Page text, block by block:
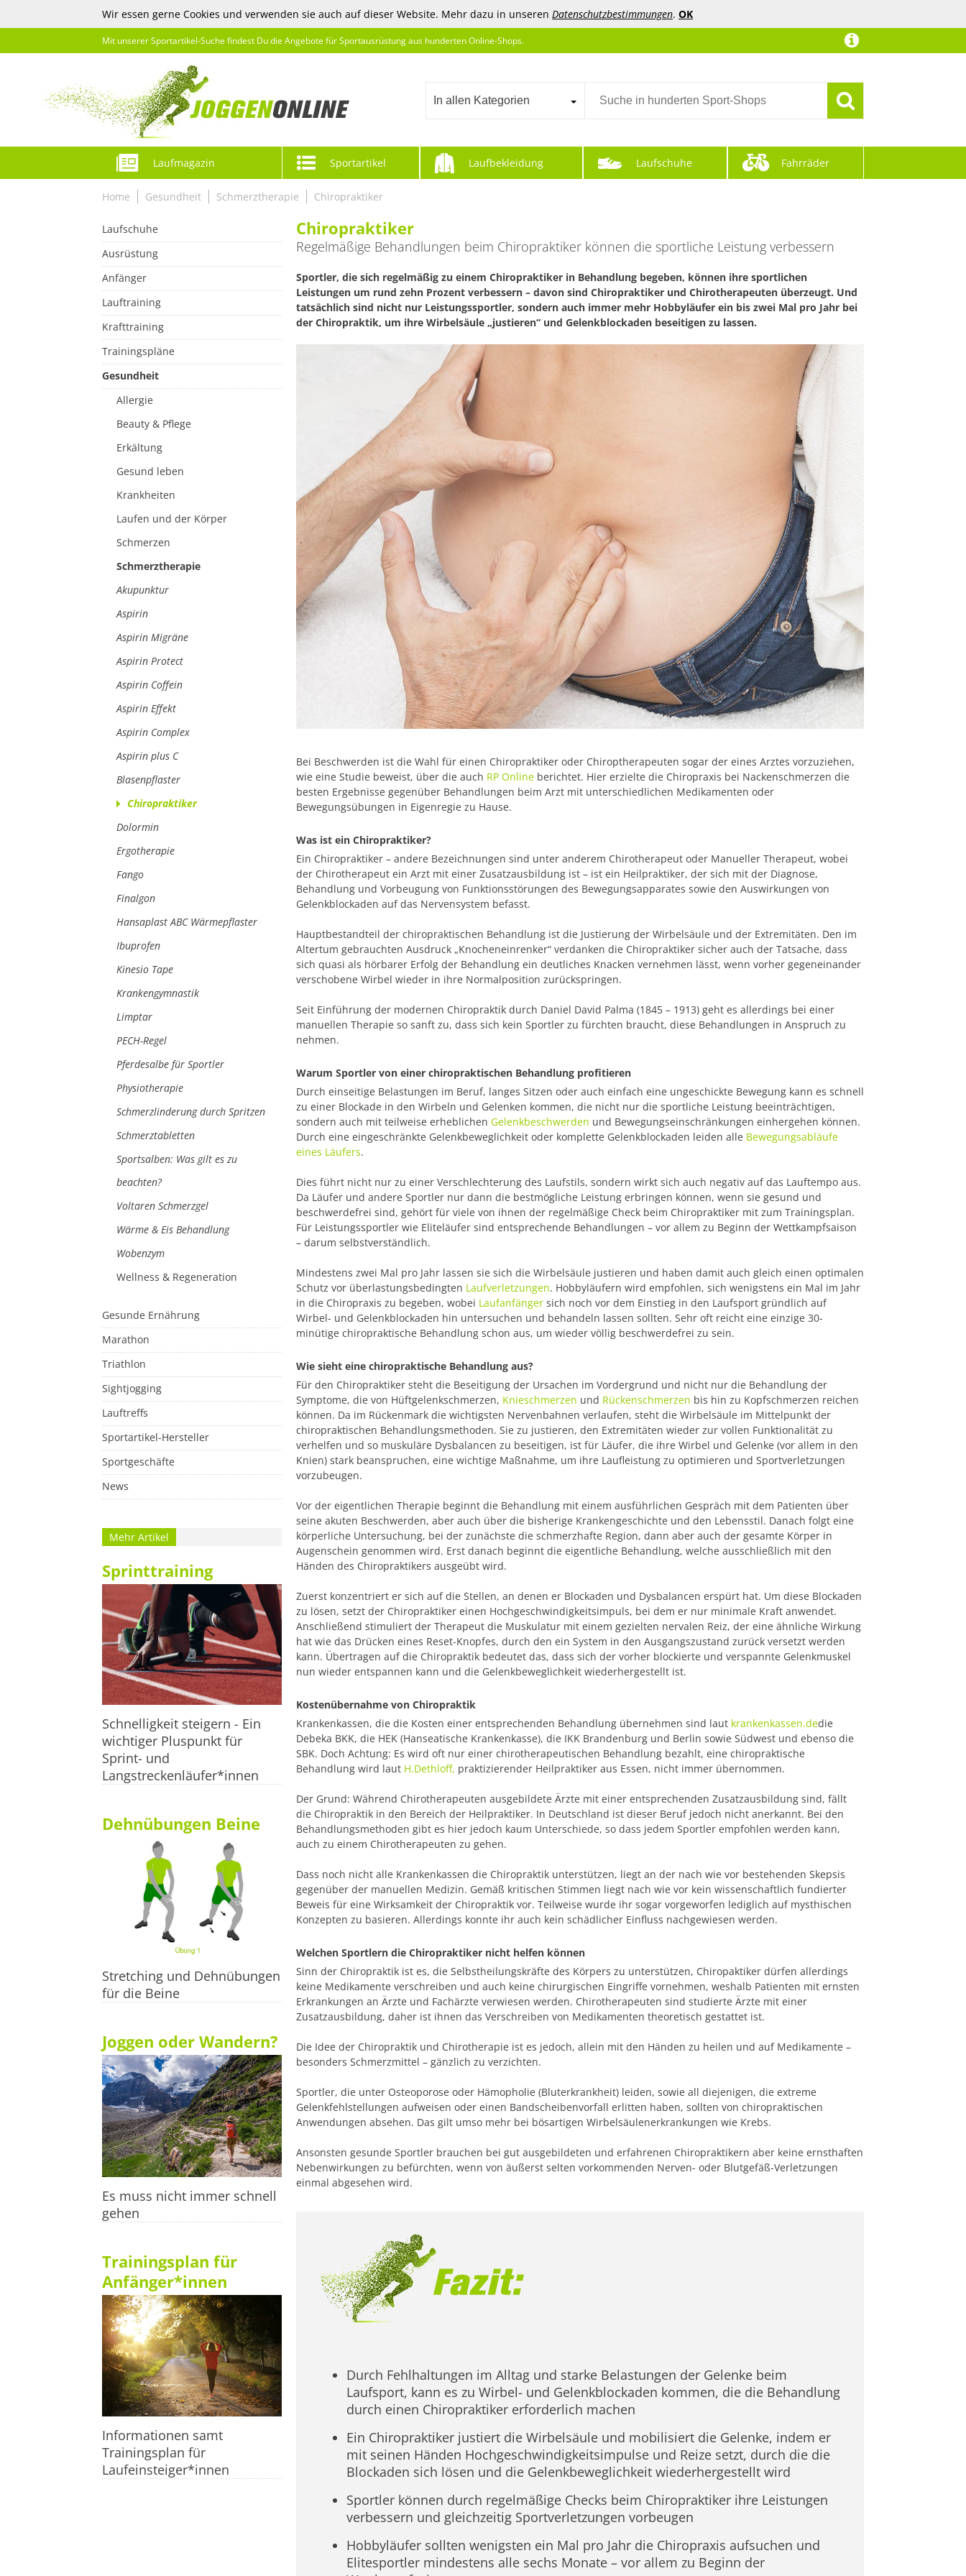
Wir essen gerne Cookies und verwenden sie auch auf dieser Website. Mehr dazu in unseren Datenschutzbestimmungen. OK
Mit unserer Sportartikel-Suche findest Du die Angebote für Sportausrüstung aus hunderten Online-Shops.
In allen Kategorien
Laufmagazin Sportartikel Laufbekleidung Laufschuhe Fahrräder
Home Gesundheit Schmerztherapie Chiropraktiker
Laufschuhe
Ausrüstung
Anfänger
Lauftraining
Krafttraining
Trainingspläne
Gesundheit
Allergie
Beauty & Pflege
Erkältung
Gesund leben
Krankheiten
Laufen und der Körper
Schmerzen
Schmerztherapie
Akupunktur
Aspirin
Aspirin Migräne
Aspirin Protect
Aspirin Coffein
Aspirin Effekt
Aspirin Complex
Aspirin plus C
Blasenpflaster
Chiropraktiker
Dolormin
Ergotherapie
Fango
Finalgon
Hansaplast ABC Wärmepflaster
Ibuprofen
Kinesio Tape
Krankengymnastik
Limptar
PECH-Regel
Pferdesalbe für Sportler
Physiotherapie
Schmerzlinderung durch Spritzen
Schmerztabletten
Sportsalben: Was gilt es zu
beachten?
Voltaren Schmerzgel
Wärme & Eis Behandlung
Wobenzym
Wellness & Regeneration
Gesunde Ernährung
Marathon
Triathlon
Sightjogging
Lauftreffs
Sportartikel-Hersteller
Sportgeschäfte
News
Mehr Artikel
Sprinttraining
Schnelligkeit steigern - Ein
wichtiger Pluspunkt für
Sprint- und
Langstreckenläufer*innen
Dehnübungen Beine
Stretching und Dehnübungen
für die Beine
Joggen oder Wandern?
Es muss nicht immer schnell
gehen
Trainingsplan für
Anfänger*innen
Informationen samt
Trainingsplan für
Laufeinsteiger*innen
Chiropraktiker
Regelmäßige Behandlungen beim Chiropraktiker können die sportliche Leistung verbessern
Sportler, die sich regelmäßig zu einem Chiropraktiker in Behandlung begeben, können ihre sportlichen
Leistungen um rund zehn Prozent verbessern – davon sind Chiropraktiker und Chirotherapeuten überzeugt. Und
tatsächlich sind nicht nur Leistungssportler, sondern auch immer mehr Hobbyläufer ein bis zwei Mal pro Jahr bei
der Chiropraktik, um ihre Wirbelsäule „justieren“ und Gelenkblockaden beseitigen zu lassen.
Bei Beschwerden ist die Wahl für einen Chiropraktiker oder Chiroptherapeuten sogar der eines Arztes vorzuziehen,
wie eine Studie beweist, über die auch RP Online berichtet. Hier erzielte die Chiropraxis bei Nackenschmerzen die
besten Ergebnisse gegenüber Behandlungen beim Arzt mit unterschiedlichen Medikamenten oder
Bewegungsübungen in Eigenregie zu Hause.
Was ist ein Chiropraktiker?
Ein Chiropraktiker – andere Bezeichnungen sind unter anderem Chirotherapeut oder Manueller Therapeut, wobei
der Chirotherapeut ein Arzt mit einer Zusatzausbildung ist – ist ein Heilpraktiker, der sich mit der Diagnose,
Behandlung und Vorbeugung von Funktionsstörungen des Bewegungsapparates sowie den Auswirkungen von
Gelenkblockaden auf das Nervensystem befasst.
Hauptbestandteil der chiropraktischen Behandlung ist die Justierung der Wirbelsäule und der Extremitäten. Den im
Altertum gebrauchten Ausdruck „Knocheneinrenker“ verdanken die Chiropraktiker sicher auch der Tatsache, dass
sich quasi als hörbarer Erfolg der Behandlung ein deutliches Knacken vernehmen lässt, wenn vorher gegeneinander
verschobene Wirbel wieder in ihre Normalposition zurückspringen.
Seit Einführung der modernen Chiropraktik durch Daniel David Palma (1845 – 1913) geht es allerdings bei einer
manuellen Therapie so sanft zu, dass sich kein Sportler zu fürchten braucht, diese Behandlungen in Anspruch zu
nehmen.
Warum Sportler von einer chiropraktischen Behandlung profitieren
Durch einseitige Belastungen im Beruf, langes Sitzen oder auch einfach eine ungeschickte Bewegung kann es schnell
zu einer Blockade in den Wirbeln und Gelenken kommen, die nicht nur die sportliche Leistung beeinträchtigen,
sondern auch mit teilweise erheblichen Gelenkbeschwerden und Bewegungseinschränkungen einhergehen können.
Durch eine eingeschränkte Gelenkbeweglichkeit oder komplette Gelenkblockaden leiden alle Bewegungsabläufe
eines Läufers.
Dies führt nicht nur zu einer Verschlechterung des Laufstils, sondern wirkt sich auch negativ auf das Lauftempo aus.
Da Läufer und andere Sportler nur dann die bestmögliche Leistung erbringen können, wenn sie gesund und
beschwerdefrei sind, gehört für viele von ihnen der regelmäßige Check beim Chiropraktiker mit zum Trainingsplan.
Für Leistungssportler wie Eliteläufer sind entsprechende Behandlungen – vor allem zu Beginn der Wettkampfsaison
– darum selbstverständlich.
Mindestens zwei Mal pro Jahr lassen sie sich die Wirbelsäule justieren und haben damit auch gleich einen optimalen
Schutz vor überlastungsbedingten Laufverletzungen. Hobbyläufern wird empfohlen, sich wenigstens ein Mal im Jahr
in die Chiropraxis zu begeben, wobei Laufanfänger sich noch vor dem Einstieg in den Laufsport gründlich auf
Wirbel- und Gelenkblockaden hin untersuchen und behandeln lassen sollten. Sehr oft reicht eine einzige 30-
minütige chiropraktische Behandlung schon aus, um wieder völlig beschwerdefrei zu sein.
Wie sieht eine chiropraktische Behandlung aus?
Für den Chiropraktiker steht die Beseitigung der Ursachen im Vordergrund und nicht nur die Behandlung der
Symptome, die von Hüftgelenkschmerzen, Knieschmerzen und Rückenschmerzen bis hin zu Kopfschmerzen reichen
können. Da im Rückenmark die wichtigsten Nervenbahnen verlaufen, steht die Wirbelsäule im Mittelpunkt der
chiropraktischen Behandlungsmethoden. Sie zu justieren, den Extremitäten wieder zur vollen Funktionalität zu
verhelfen und so muskuläre Dysbalancen zu beseitigen, ist für Läufer, die ihre Wirbel und Gelenke (vor allem in den
Knien) stark beanspruchen, eine wichtige Maßnahme, um ihre Laufleistung zu optimieren und Sportverletzungen
vorzubeugen.
Vor der eigentlichen Therapie beginnt die Behandlung mit einem ausführlichen Gespräch mit dem Patienten über
seine akuten Beschwerden, aber auch über die bisherige Krankengeschichte und den Lebensstil. Danach folgt eine
körperliche Untersuchung, bei der zunächste die schmerzhafte Region, dann aber auch der gesamte Körper in
Augenschein genommen wird. Erst danach beginnt die eigentliche Behandlung, welche ausschließlich mit den
Händen des Chiropraktikers ausgeübt wird.
Zuerst konzentriert er sich auf die Stellen, an denen er Blockaden und Dysbalancen erspürt hat. Um diese Blockaden
zu lösen, setzt der Chiropraktiker einen Hochgeschwindigkeitsimpuls, bei dem er nur minimale Kraft anwendet.
Anschließend stimuliert der Therapeut die Muskulatur mit einem gezielten nervalen Reiz, der eine ähnliche Wirkung
hat wie das Drücken eines Reset-Knopfes, durch den ein System in den Ausgangszustand zurück versetzt werden
kann. Übertragen auf die Chiropraktik bedeutet das, dass sich der vorher blockierte und verspannte Gelenkmuskel
nun wieder entspannen kann und die Gelenkbeweglichkeit wiederhergestellt ist.
Kostenübernahme von Chiropraktik
Krankenkassen, die die Kosten einer entsprechenden Behandlung übernehmen sind laut krankenkassen.dedie
Debeka BKK, die HEK (Hanseatische Krankenkasse), die IKK Brandenburg und Berlin sowie Südwest und ebenso die
SBK. Doch Achtung: Es wird oft nur einer chirotherapeutischen Behandlung bezahlt, eine chiropraktische
Behandlung wird laut H.Dethloff, praktizierender Heilpraktiker aus Essen, nicht immer übernommen.
Der Grund: Während Chirotherapeuten ausgebildete Ärzte mit einer entsprechenden Zusatzausbildung sind, fällt
die Chiropraktik in den Bereich der Heilpraktiker. In Deutschland ist dieser Beruf jedoch nicht anerkannt. Bei den
Behandlungsmethoden gibt es hier jedoch kaum Unterschiede, so dass jedem Sportler empfohlen werden kann,
auch zu einem Chirotherapeuten zu gehen.
Dass noch nicht alle Krankenkassen die Chiropraktik unterstützen, liegt an der nach wie vor bestehenden Skepsis
gegenüber der manuellen Medizin. Gemäß kritischen Stimmen liegt nach wie vor kein wissenschaftlich fundierter
Beweis für eine Wirksamkeit der Chiropraktik vor. Teilweise wurde ihr sogar vorgeworfen lediglich auf mysthischen
Konzepten zu basieren. Allerdings konnte ihr auch kein schädlicher Einfluss nachgewiesen werden.
Welchen Sportlern die Chiropraktiker nicht helfen können
Sinn der Chiropraktik ist es, die Selbstheilungskräfte des Körpers zu unterstützen, Chiropaktiker dürfen allerdings
keine Medikamente verschreiben und auch keine chirurgischen Eingriffe vornehmen, weshalb Patienten mit ernsten
Erkrankungen an Ärzte und Fachärzte verwiesen werden. Chirotherapeuten sind studierte Ärzte mit einer
Zusatzausbildung, daher ist ihnen das Verschreiben von Medikamenten theoretisch gestattet ist.
Die Idee der Chiropraktik und Chirotherapie ist es jedoch, allein mit den Händen zu heilen und auf Medikamente –
besonders Schmerzmittel – gänzlich zu verzichten.
Sportler, die unter Osteoporose oder Hämopholie (Bluterkrankheit) leiden, sowie all diejenigen, die extreme
Gelenkfehlstellungen aufweisen oder einen Bandscheibenvorfall erlitten haben, sollten von chiropraktischen
Anwendungen absehen. Das gilt umso mehr bei bösartigen Wirbelsäulenerkrankungen wie Krebs.
Ansonsten gesunde Sportler brauchen bei gut ausgebildeten und erfahrenen Chiropraktikern aber keine ernsthaften
Nebenwirkungen zu befürchten, wenn von äußerst selten vorkommenden Nerven- oder Blutgefäß-Verletzungen
einmal abgesehen wird.
Durch Fehlhaltungen im Alltag und starke Belastungen der Gelenke beim
Laufsport, kann es zu Wirbel- und Gelenkblockaden kommen, die die Behandlung
durch einen Chiropraktiker erforderlich machen
Ein Chiropraktiker justiert die Wirbelsäule und mobilisiert die Gelenke, indem er
mit seinen Händen Hochgeschwindigkeitsimpulse und Reize setzt, durch die die
Blockaden sich lösen und die Gelenkbeweglichkeit wiederhergestellt wird
Sportler können durch regelmäßige Checks beim Chiropraktiker ihre Leistungen
verbessern und gleichzeitig Sportverletzungen vorbeugen
Hobbyläufer sollten wenigsten ein Mal pro Jahr die Chiropraxis aufsuchen und
Elitesportler mindestens alle sechs Monate – vor allem zu Beginn der